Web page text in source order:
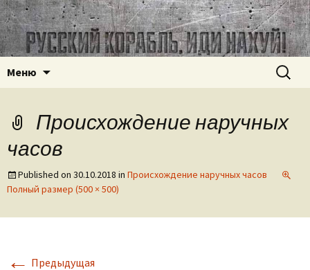
ussr-watch.com
Часовое наследие СССР
Меню Найти:
Происхождение наручных
часов
Published on 30.10.2018 in Происхождение наручных часов
Полный размер (500 × 500)
← Предыдущая